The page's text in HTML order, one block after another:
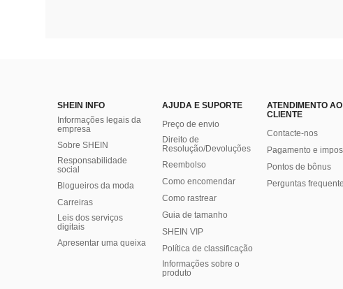
SHEIN INFO
Informações legais da
empresa
Sobre SHEIN
Responsabilidade
social
Blogueiros da moda
Carreiras
Leis dos serviços
digitais
Apresentar uma queixa
AJUDA E SUPORTE
Preço de envio
Direito de
Resolução/Devoluções
Reembolso
Como encomendar
Como rastrear
Guia de tamanho
SHEIN VIP
Política de classificação
​Informações sobre o
produto
ATENDIMENTO AO
CLIENTE
Contacte-nos
Pagamento e
Pontos de bônus
Perguntas